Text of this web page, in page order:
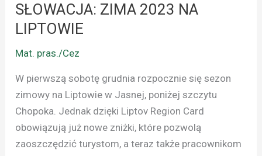
SŁOWACJA: ZIMA 2023 NA
LIPTOWIE
Mat. pras./Cez
W pierwszą sobotę grudnia rozpocznie się sezon
zimowy na Liptowie w Jasnej, poniżej szczytu
Chopoka. Jednak dzięki Liptov Region Card
obowiązują już nowe zniżki, które pozwolą
zaoszczędzić turystom, a teraz także pracownikom